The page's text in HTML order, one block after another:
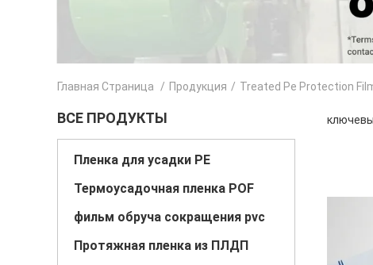
Главная Страница / Продукция / Treated Pe Protection
ВСЕ ПРОДУКТЫ
Пленка для усадки PE
Термоусадочная пленка POF
фильм обруча сокращения pvc
Протяжная пленка из ПЛДП